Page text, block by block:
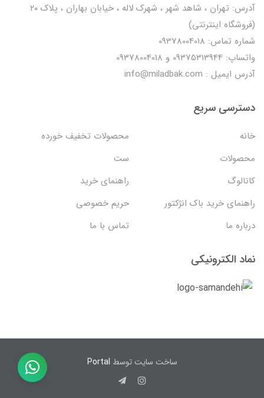
آدرس: تهران ، شاهد شهر ، شهرک لاله ، خیابان بهاران ، پلاک ۲۰
(فروشگاه اینترنتی)
شماره تماس: 09378004018
واتساپ: 09375313944 و 09378004018
آدرس ایمیل : info@miladbak.com
دسترسی سریع
خانه
محصولات تخفیف خورده
محصولات
ست
کاتالوگ
راهنمای خرید
راهنمای خرید باک انژکتور
حریم خصوصی
درباره ما
تماس با ما
نماد الکترونیکی
ساخت سایت توسط Portal